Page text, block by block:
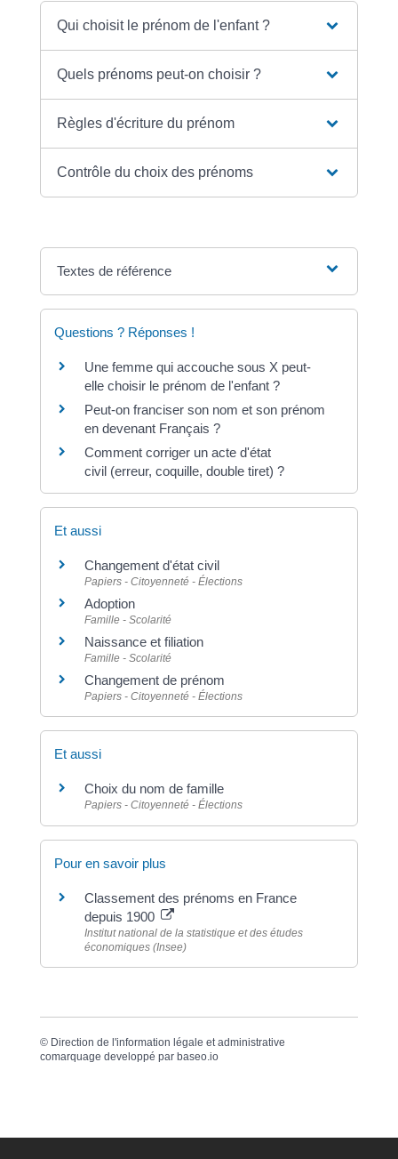
Qui choisit le prénom de l'enfant ?
Quels prénoms peut-on choisir ?
Règles d'écriture du prénom
Contrôle du choix des prénoms
Textes de référence
Questions ? Réponses !
Une femme qui accouche sous X peut-
elle choisir le prénom de l'enfant ?
Peut-on franciser son nom et son prénom
en devenant Français ?
Comment corriger un acte d'état
civil (erreur, coquille, double tiret) ?
Et aussi
Changement d'état civil
Papiers - Citoyenneté - Élections
Adoption
Famille - Scolarité
Naissance et filiation
Famille - Scolarité
Changement de prénom
Papiers - Citoyenneté - Élections
Et aussi
Choix du nom de famille
Papiers - Citoyenneté - Élections
Pour en savoir plus
Classement des prénoms en France
depuis 1900
Institut national de la statistique et des études
économiques (Insee)
© Direction de l'information légale et administrative
comarquage developpé par baseo.io